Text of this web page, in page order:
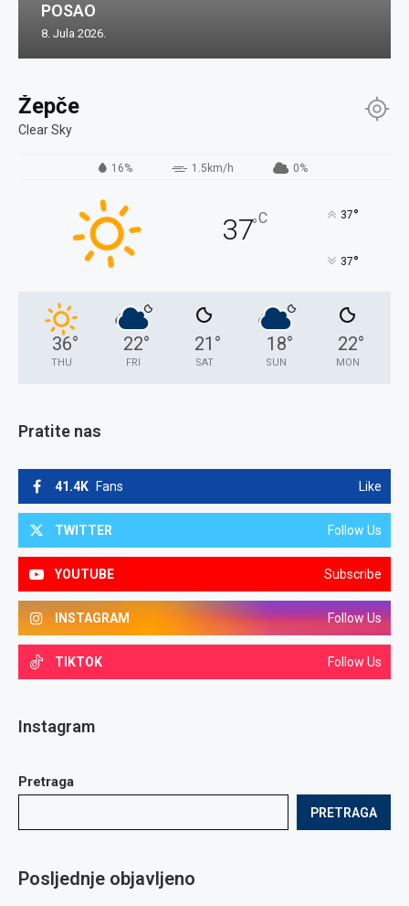
Žepče
Clear Sky
16% 1.5km/h 0%
37°C 37°
37°
36°
THU
22°
FRI
21 °
SAT
18°
SUN
22°
MON
Pratite nas
41.4K Fans Like
TWITTER Follow Us
YOUTUBE Subscribe
INSTAGRAM Follow Us
TIKTOK Follow Us
Instagram
Pretraga
PRETRAGA
Posljednje objavljeno
POSAO
8. Jula 2026.